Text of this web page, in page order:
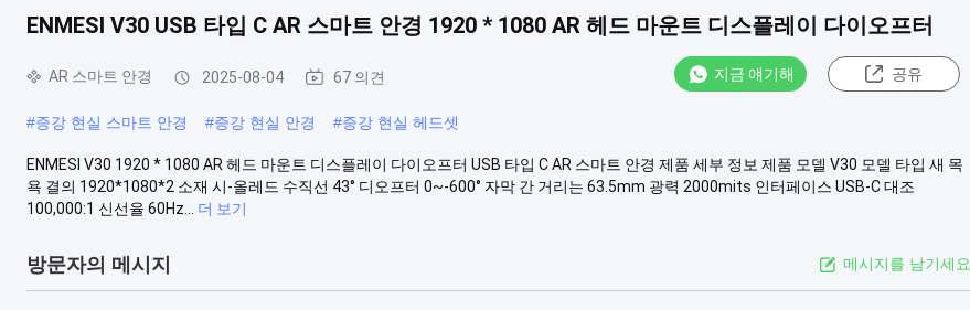
ENMESI V30 USB 타입 C AR 스마트 안경 1920 * 1080 AR 헤드 마운트 디스플레이 다이오프터
AR 스마트 안경 2025-08-04 67 의견 지금 얘기해 공유
#증강 현실 스마트 안경 #증강 현실 안경 #증강 현실 헤드셋
ENMESI V30 1920 * 1080 AR 헤드 마운트 디스플레이 다이오프터 USB 타입 C AR 스마트 안경 제품 세부 정보 제품 모델 V30 모델 타입 새 목
욕 결의 1920*1080*2 소재 시-올레드 수직선 43° 디오프터 0~-600° 자막 간 거리는 63.5mm 광력 2000mits 인터페이스 USB-C 대조
100,000:1 신선율 60Hz...
더 보기
방문자의 메시지 메시지를 남기세요